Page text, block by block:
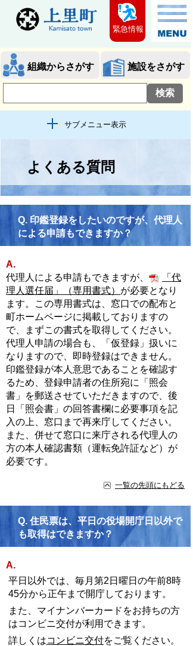
組織からさがす 施設をさがす
サブメニュー表示
緊急情報
よくある質問
Q. 印鑑登録をしたいのですが、代理人
による申請もできますか？
A.
代理人による申請もできますが、
「代
理人選任届」（専用書式） が必要となり
ます。この専用書式は、窓口での配布と
町ホームページに掲載しておりますの
で、まずこの書式を取得してください。
代理人申請の場合も、「仮登録」扱いに
なりますので、即時登録はできません。
印鑑登録が本人意思であることを確認す
るため、登録申請者の住所宛に「照会
書」を郵送させていただきますので、後
日「照会書」の回答書欄に必要事項を記
入の上、窓口まで再来庁してください。
また、併せて窓口に来庁される代理人の
方の本人確認書類（運転免許証など）が
必要です。
一覧の先頭にもどる
Q. 住民票は、平日の役場開庁日以外で
も取得はできますか？
A.
平日以外では、毎月第2日曜日の午前8時
45分から正午まで開庁しております。
また、マイナンバーカードをお持ちの方
はコンビニ交付が利用できます。
詳しくはコンビニ交付をご覧ください。